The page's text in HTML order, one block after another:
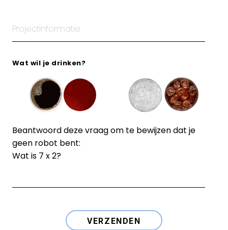
Wat wil je drinken?
Beantwoord deze vraag om te bewijzen dat je
geen robot bent:
Wat is 7 x 2?